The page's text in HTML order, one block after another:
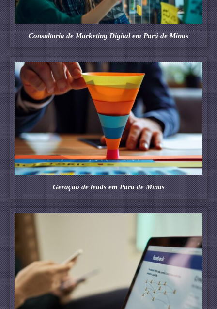
Consultoria de Marketing Digital em Pará de Minas
Geração de leads em Pará de Minas